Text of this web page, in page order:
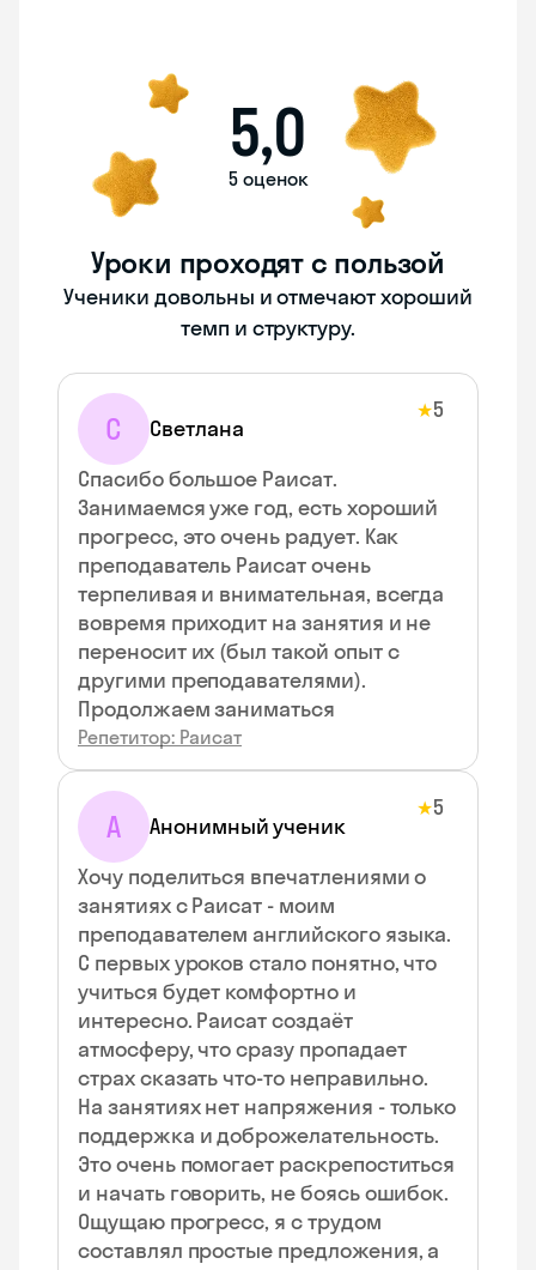
5,0
5 оценок
Уроки проходят с пользой
Ученики довольны и отмечают хороший
темп и структуру.
С Светлана
★5
Спасибо большое Раисат.
Занимаемся уже год, есть хороший
прогресс, это очень радует. Как
преподаватель Раисат очень
терпеливая и внимательная, всегда
вовремя приходит на занятия и не
переносит их (был такой опыт с
другими преподавателями).
Продолжаем заниматься
Репетитор: Раисат
А Анонимный ученик
★5
Хочу поделиться впечатлениями о
занятиях с Раисат - моим
преподавателем английского языка.
С первых уроков стало понятно, что
учиться будет комфортно и
интересно. Раисат создаёт
атмосферу, что сразу пропадает
страх сказать что‑то неправильно.
На занятиях нет напряжения - только
поддержка и доброжелательность.
Это очень помогает раскрепоститься
и начать говорить, не боясь ошибок.
Ощущаю прогресс, я с трудом
составлял простые предложения, а